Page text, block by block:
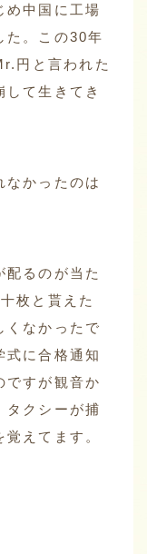
め中国に工場
た。この30年
円と言われた
て生きてき
なかったのは
るのが当た
枚と貰えた
くなかったで
式に合格通知
ですが観音か
タクシーが捕
えてます。